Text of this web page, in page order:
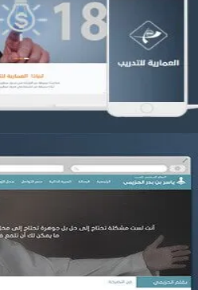
تصميم
موقع ياسر بن